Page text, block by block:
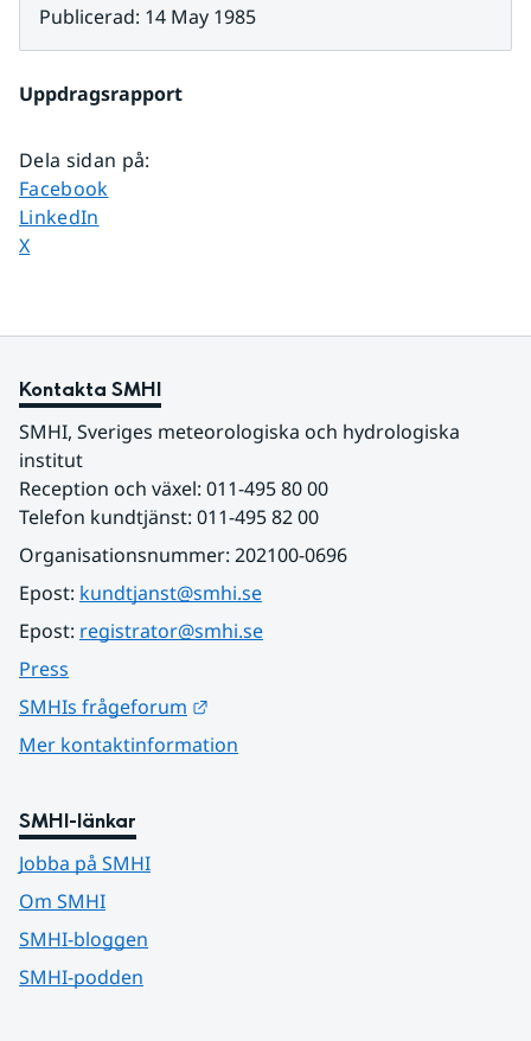
Publicerad: 14 May 1985
Uppdragsrapport
Dela sidan på:
Dela sidan på
Facebook
Dela sidan på
LinkedIn
Dela sidan på
X
Kontakta SMHI
SMHI, Sveriges meteorologiska och hydrologiska
institut
Reception och växel: 011-495 80 00
Telefon kundtjänst: 011-495 82 00
Organisationsnummer: 202100-0696
Epost: kundtjanst@smhi.se
Epost: registrator@smhi.se
Press
SMHIs frågeforum
Mer kontaktinformation
SMHI-länkar
Jobba på SMHI
Om SMHI
SMHI-bloggen
SMHI-podden